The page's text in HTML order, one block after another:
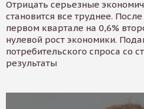
Отрицать серьезные
становится все труднее.
первом квартале на 0,6%
нулевой рост экономики.
потребительского спроса со
результаты